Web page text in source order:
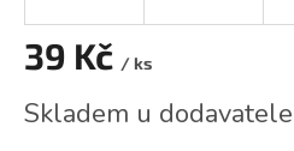
39 Kč / ks
cena:
Skladem u dodavatele